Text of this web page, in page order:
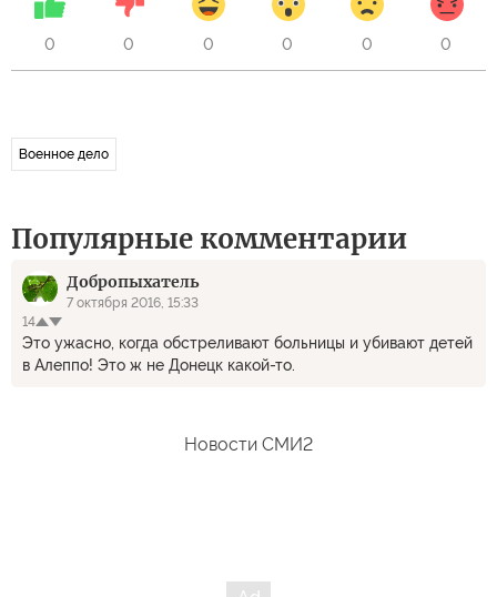
0 0 0 0 0 0
Военное дело
Популярные комментарии
Добропыхатель
7 октября 2016, 15:33
14
Это ужасно, когда обстреливают больницы и убивают детей
в Алеппо! Это ж не Донецк какой-то.
Новости СМИ2